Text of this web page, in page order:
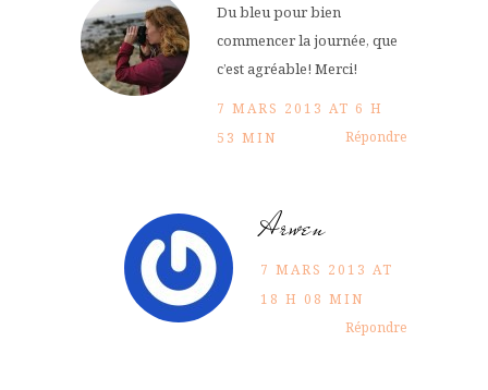
Du bleu pour bien
commencer la journée, que
c’est agréable! Merci!
7 MARS 2013 AT 6 H
53 MIN
Répondre
Arwen
7 MARS 2013 AT
18 H 08 MIN
Répondre